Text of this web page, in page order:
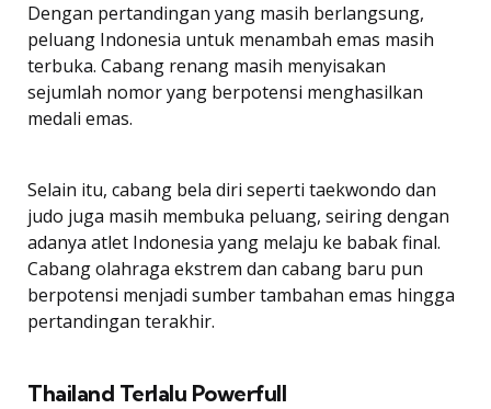
Dengan pertandingan yang masih berlangsung,
peluang Indonesia untuk menambah emas masih
terbuka. Cabang renang masih menyisakan
sejumlah nomor yang berpotensi menghasilkan
medali emas.
Selain itu, cabang bela diri seperti taekwondo dan
judo juga masih membuka peluang, seiring dengan
adanya atlet Indonesia yang melaju ke babak final.
Cabang olahraga ekstrem dan cabang baru pun
berpotensi menjadi sumber tambahan emas hingga
pertandingan terakhir.
Thailand Terlalu Powerfull